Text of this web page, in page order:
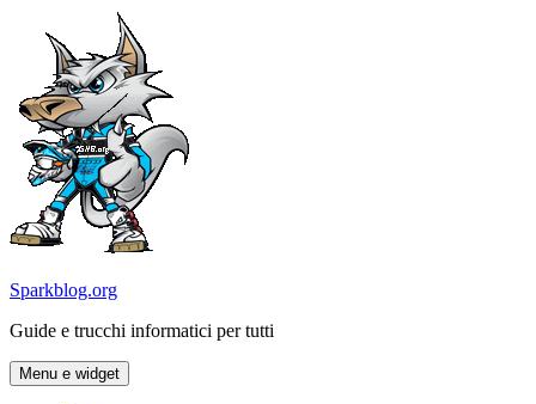
contenuto
Sparkblog.org
Guide e trucchi informatici per tutti
Menu e widget